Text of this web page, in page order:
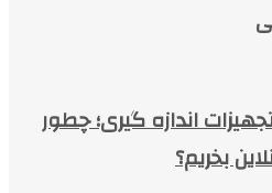
اندازه گیری؛ چطور
بخریم؟